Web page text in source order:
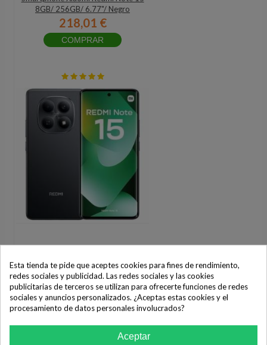
8GB/ 256GB/ 6.77"/ Negro
218,01 €
COMPRAR
Smartphone Xiaomi Redmi Note 15
6GB/ 128GB/ 6.77"/ Negro
181,00 €
Esta tienda te pide que aceptes cookies para fines de rendimiento,
redes sociales y publicidad. Las redes sociales y las cookies
publicitarias de terceros se utilizan para ofrecerte funciones de redes
sociales y anuncios personalizados. ¿Aceptas estas cookies y el
procesamiento de datos personales involucrados?
Aceptar